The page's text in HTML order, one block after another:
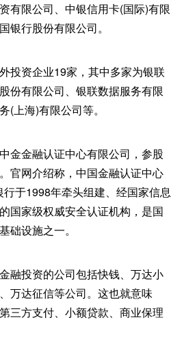
有限公司、中银信用卡(国际)有限
银行股份有限公司。
投资企业19家，其中多家为银联
份有限公司、银联数据服务有限
(上海)有限公司等。
金金融认证中心有限公司，参股
官网介绍称，中国金融认证中心
于1998年牵头组建、经国家信息
国家级权威安全认证机构，是国
础设施之一。
融投资的公司包括快钱、万达小
万达征信等公司。这也就意味
三方支付、小额贷款、商业保理